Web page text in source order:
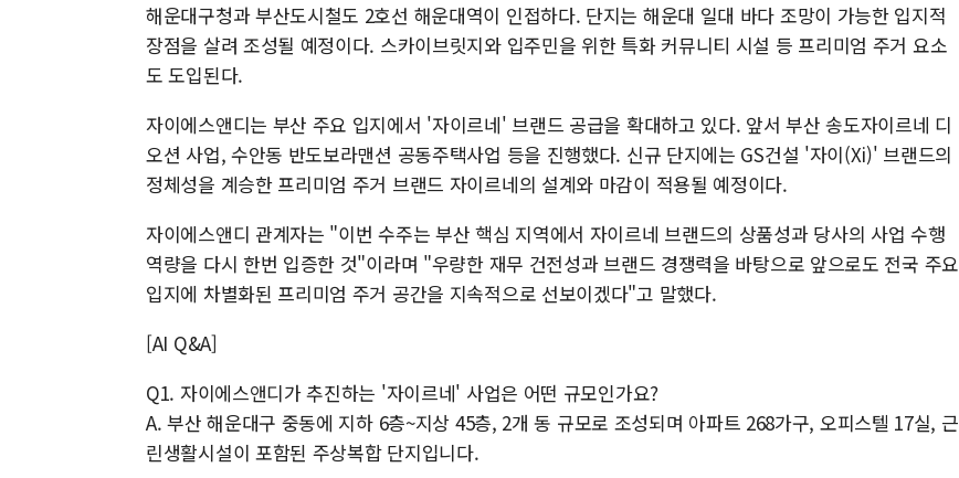
해운대구청과 부산도시철도 2호선 해운대역이 인접하다. 단지는 해운대 일대 바다 조망이 가능한 입지적
장점을 살려 조성될 예정이다. 스카이브릿지와 입주민을 위한 특화 커뮤니티 시설 등 프리미엄 주거 요소
도 도입된다.
자이에스앤디는 부산 주요 입지에서 '자이르네' 브랜드 공급을 확대하고 있다. 앞서 부산 송도자이르네 디
오션 사업, 수안동 반도보라맨션 공동주택사업 등을 진행했다. 신규 단지에는 GS건설 '자이(Xi)' 브랜드의
정체성을 계승한 프리미엄 주거 브랜드 자이르네의 설계와 마감이 적용될 예정이다.
자이에스앤디 관계자는 "이번 수주는 부산 핵심 지역에서 자이르네 브랜드의 상품성과 당사의 사업 수행
역량을 다시 한번 입증한 것"이라며 "우량한 재무 건전성과 브랜드 경쟁력을 바탕으로 앞으로도 전국 주요
입지에 차별화된 프리미엄 주거 공간을 지속적으로 선보이겠다"고 말했다.
[AI Q&A]
Q1. 자이에스앤디가 추진하는 '자이르네' 사업은 어떤 규모인가요?
A. 부산 해운대구 중동에 지하 6층~지상 45층, 2개 동 규모로 조성되며 아파트 268가구, 오피스텔 17실, 근
린생활시설이 포함된 주상복합 단지입니다.